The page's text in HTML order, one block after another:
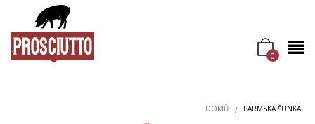
0
DOMŮ PARMSKÁ ŠUNKA